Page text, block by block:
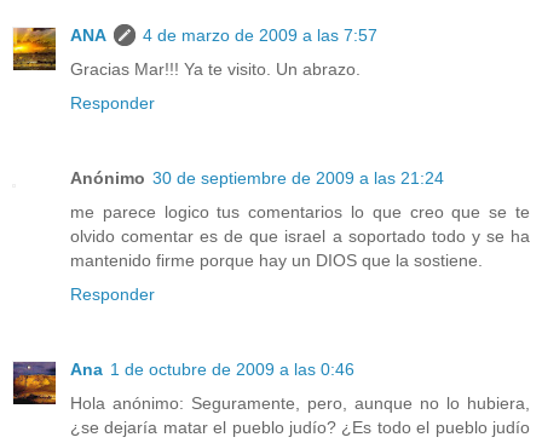
ANA
4 de marzo de 2009 a las 7:57
Gracias Mar!!! Ya te visito. Un abrazo.
Responder
Anónimo 30 de septiembre de 2009 a las 21:24
me parece logico tus comentarios lo que creo que se te
olvido comentar es de que israel a soportado todo y se ha
mantenido firme porque hay un DIOS que la sostiene.
Responder
Ana 1 de octubre de 2009 a las 0:46
Hola anónimo: Seguramente, pero, aunque no lo hubiera,
¿se dejaría matar el pueblo judío? ¿Es todo el pueblo judío